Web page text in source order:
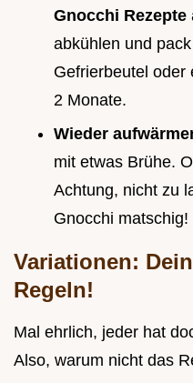
Gnocchi Rezepte
abkühlen und
Gefrierbeutel oder
2 Monate.
Wieder
mit etwas Brühe.
Achtung, nicht zu
Gnocchi matschig!
Variationen:
Regeln!
Mal ehrlich, jeder hat
Also, warum nicht das